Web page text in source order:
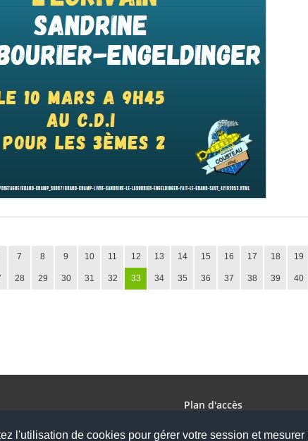
l'utilisation de cookies pour gérer votre session et
7 8 9 10 11 12 13 14 15 16 17 18 19
28 29 30 31 32 33 34 35 36 37 38 39 40
Plan d'accès